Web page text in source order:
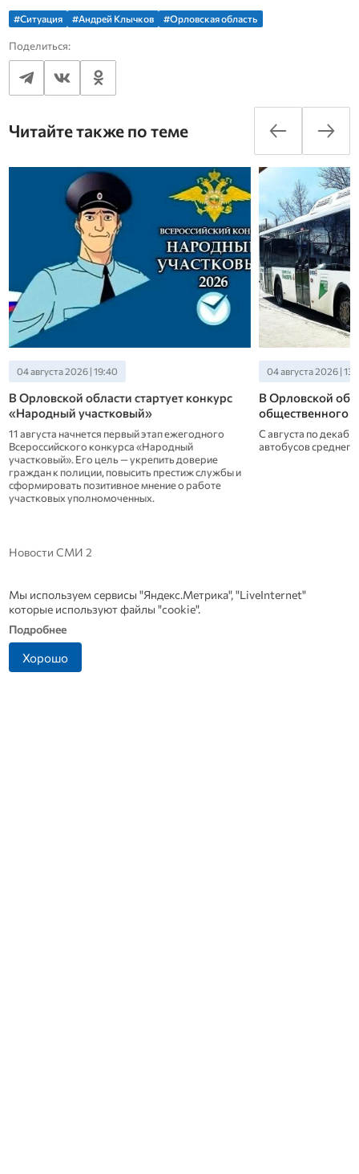
#Ситуация #Андрей Клычков #Орловская область
Поделиться:
Читайте также по теме
04 августа 2026 | 13:40
В Орловской области обновляют парк
общественного транспорта
С августа по декабрь 2026 в регион прибудут 20
автобусов среднего класса
04 августа 2026 |
Орловский
Теперь почтовое
в этом же здании,
первом этаже.
Новости СМИ 2
Мы используем сервисы "Яндекс.Метрика", "LiveInternet"
которые используют файлы "cookie".
Подробнее
Хорошо